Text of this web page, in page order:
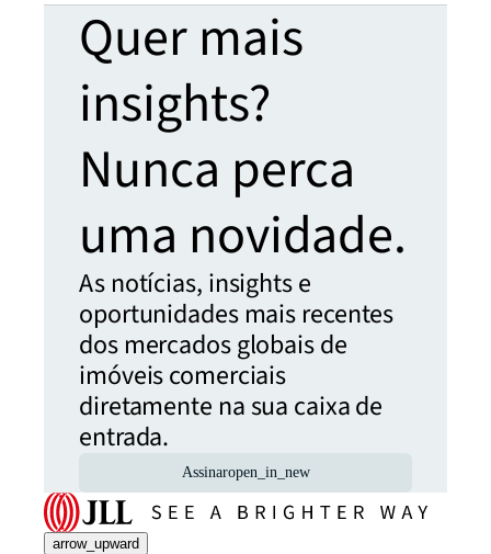
Quer mais
insights?
Nunca perca
uma novidade.
As notícias, insights e
oportunidades mais recentes
dos mercados globais de
imóveis comerciais
diretamente na sua caixa de
entrada.
Assinaropen_in_new
arrow_upward